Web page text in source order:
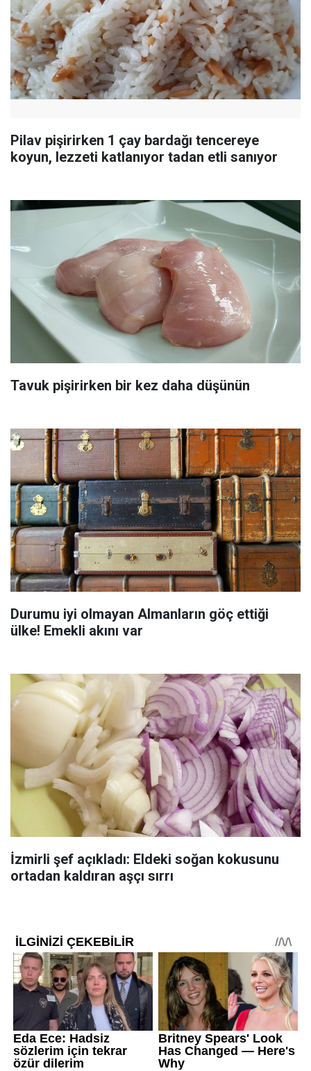
Pilav pişirirken 1 çay bardağı tencereye
koyun, lezzeti katlanıyor tadan etli sanıyor
Tavuk pişirirken bir kez daha düşünün
Durumu iyi olmayan Almanların göç ettiği
ülke! Emekli akını var
İzmirli şef açıkladı: Eldeki soğan kokusunu
ortadan kaldıran aşçı sırrı